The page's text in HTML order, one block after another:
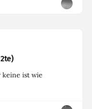
keine ist wie